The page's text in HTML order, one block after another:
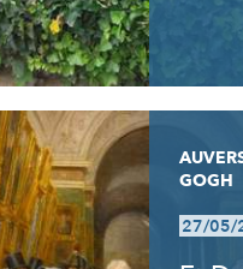
GOGH
27/05/